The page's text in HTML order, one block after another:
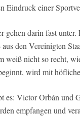
Eindruck einer
gehen darin fast
den Vereinigten
weiß nicht so recht,
wird mit
es: Victor Orbán und
empfangen und